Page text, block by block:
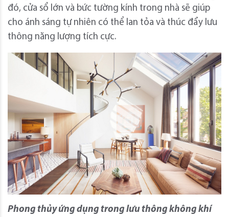
đó, cửa sổ lớn và bức tường kính trong nhà sẽ giúp
cho ánh sáng tự nhiên có thể lan tỏa và thúc đẩy lưu
thông năng lượng tích cực.
Phong thủy ứng dụng trong lưu thông không khí